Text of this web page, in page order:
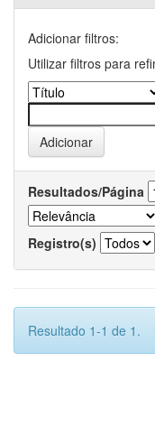
Adicionar filtros:
Utilizar filtros para
Resultados/Página
Registro(s)
Resultado 1-1 de 1.